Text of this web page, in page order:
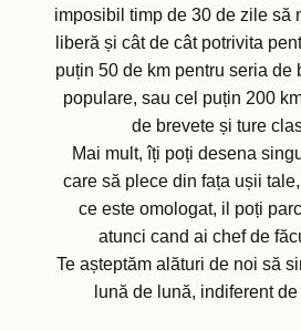
imposibil timp de 30 de zile să
liberă și cât de cât potrivita
puțin 50 de km pentru seria de
populare, sau cel puțin 200
de brevete și ture
Mai mult, îți poți desena
care să plece din fața ușii
ce este omologat, il poți
atunci cand ai chef de
Te așteptăm alături de noi să
lună de lună, indiferent